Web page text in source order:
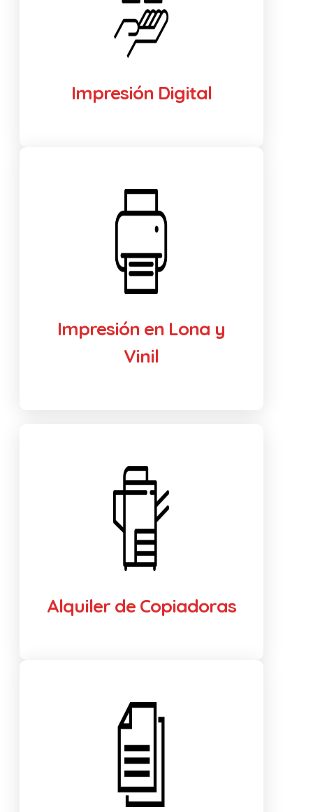
Impresión Digital
Impresión en Lona y
Vinil
Alquiler de Copiadoras